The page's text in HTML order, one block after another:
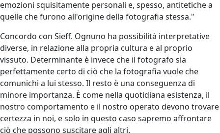
emozioni squisitamente personali e, spesso, antitetiche a
quelle che furono all'origine della fotografia stessa."
Concordo con Sieff. Ognuno ha possibilità interpretative
diverse, in relazione alla propria cultura e al proprio
vissuto. Determinante è invece che il fotografo sia
perfettamente certo di ciò che la fotografia vuole che
comunichi a lui stesso. Il resto è una conseguenza di
minore importanza. È come nella quotidiana esistenza, il
nostro comportamento e il nostro operato devono trovare
certezza in noi, e solo in questo caso sapremo affrontare
ciò che possono suscitare agli altri.